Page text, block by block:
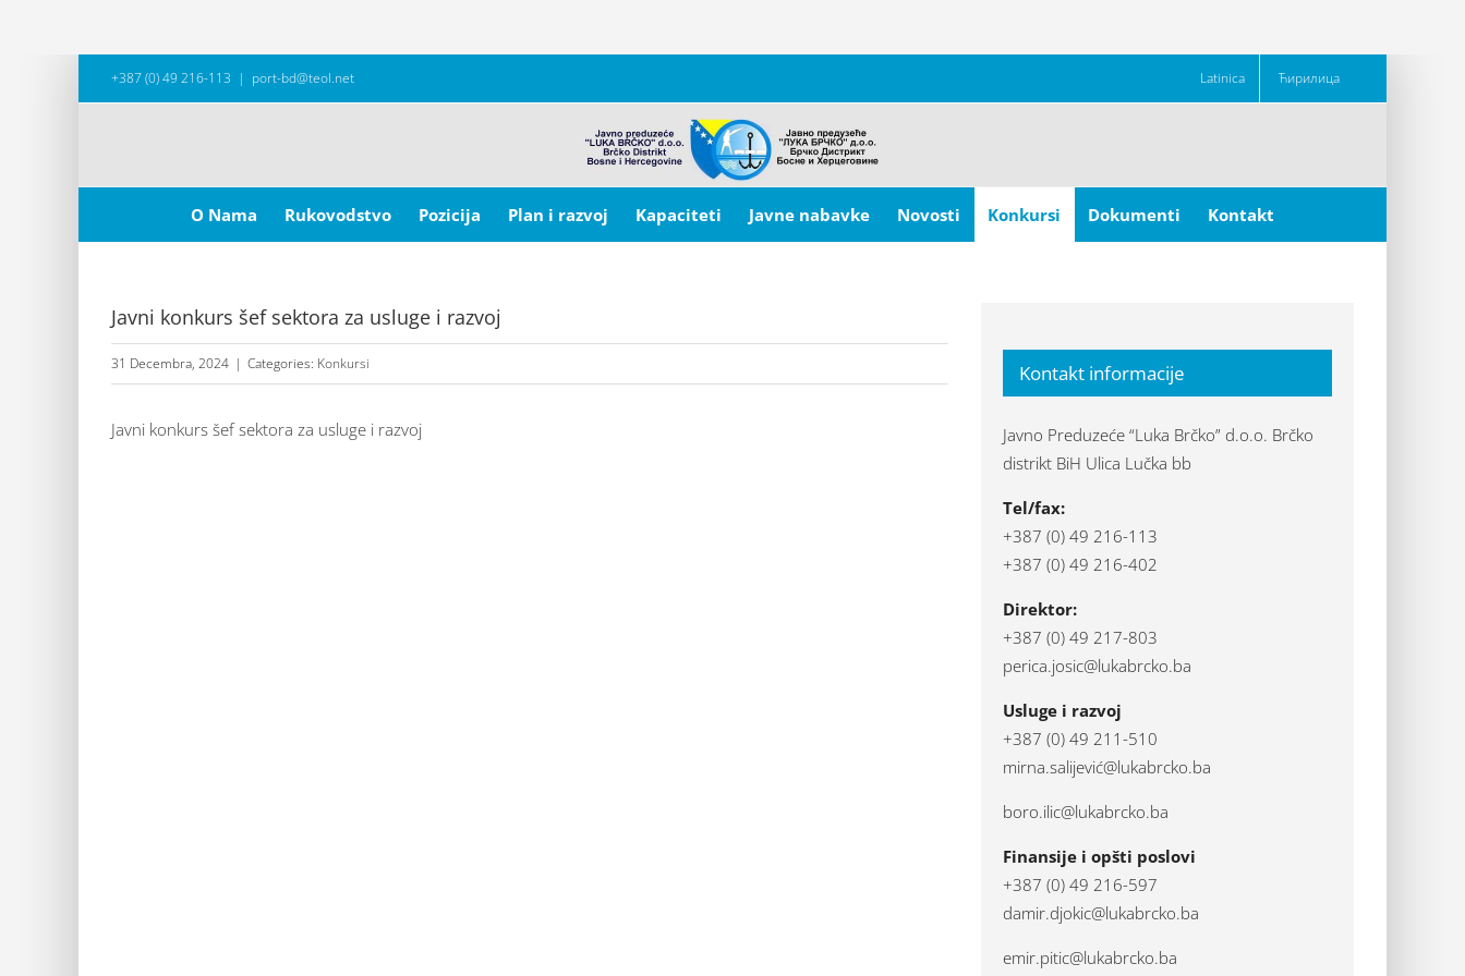
+387 (0) 49 216-113 | port-bd@teol.net Latinica Ћирилица
for:
O Nama
Rukovodstvo Pozicija Plan i razvoj Kapaciteti Javne nabavke Novosti Konkursi Dokumenti Kontakt
Javni konkurs šef sektora za usluge i razvoj
31 Decembra, 2024 | Categories: Konkursi
Javni konkurs šef sektora za usluge i razvoj
Kontakt informacije
Javno Preduzeće “Luka Brčko” d.o.o. Brčko
distrikt BiH Ulica Lučka bb
Tel/fax:
+387 (0) 49 216-113
+387 (0) 49 216-402
Direktor:
+387 (0) 49 217-803
perica.josic@lukabrcko.ba
Usluge i razvoj
+387 (0) 49 211-510
mirna.salijević@lukabrcko.ba
boro.ilic@lukabrcko.ba
Finansije i opšti poslovi
+387 (0) 49 216-597
damir.djokic@lukabrcko.ba
emir.pitic@lukabrcko.ba